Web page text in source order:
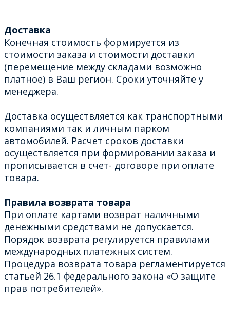
Доставка
Конечная стоимость формируется из
стоимости заказа и стоимости доставки
(перемещение между складами возможно
платное) в Ваш регион. Сроки уточняйте у
менеджера.
Доставка осуществляется как транспортными
компаниями так и личным парком
автомобилей. Расчет сроков доставки
осуществляется при формировании заказа и
прописывается в счет- договоре при оплате
товара.
Правила возврата товара
При оплате картами возврат наличными
денежными средствами не допускается.
Порядок возврата регулируется правилами
международных платежных систем.
Процедура возврата товара регламентируется
статьей 26.1 федерального закона «О защите
прав потребителей».